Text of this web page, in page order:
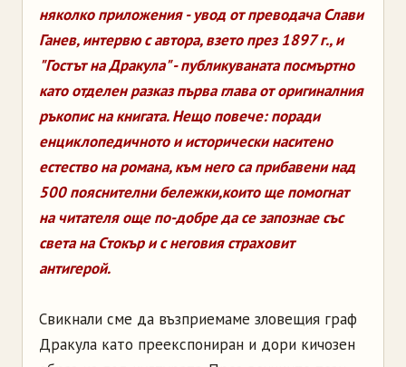
няколко приложения - увод от преводача Слави
Ганев, интервю с автора, взето през 1897 г., и
"Гостът на Дракула" - публикуваната посмъртно
като отделен разказ първа глава от оригиналния
ръкопис на книгата. Нещо повече: поради
енциклопедичното и исторически наситено
естество на романа, към него са прибавени над
500 пояснителни бележки,които ще помогнат
на читателя още по-добре да се запознае със
света на Стокър и с неговия страховит
антигерой.
Свикнали сме да възприемаме зловещия граф
Дракула като преекспониран и дори кичозен